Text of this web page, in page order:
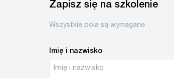
Zapisz się na szkolenie
Wszystkie pola są wymagane
Imię i nazwisko